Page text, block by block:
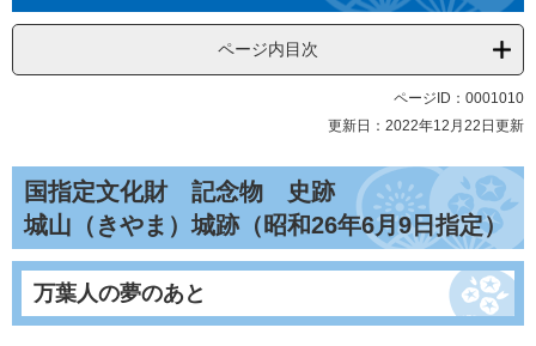
ページ内目次
ページID：0001010
更新日：2022年12月22日更新
国指定文化財 記念物 史跡
城山（きやま）城跡（昭和26年6月9日指定）
万葉人の夢のあと